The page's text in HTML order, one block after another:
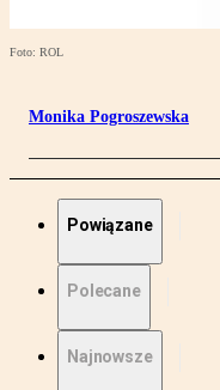
Foto: ROL
Monika Pogroszewska
Powiązane
Polecane
Najnowsze